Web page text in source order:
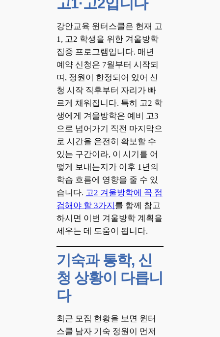
강안교육 윈터스쿨은 현재 고
1, 고2 학생을 위한 겨울방학
집중 프로그램입니다. 매년
예약 신청은 7월부터 시작되
며, 정원이 한정되어 있어 신
청 시작 직후부터 자리가 빠
르게 채워집니다. 특히 고2 학
생에게 겨울방학은 예비 고3
으로 넘어가기 직전 마지막으
로 시간을 온전히 확보할 수
있는 구간이라, 이 시기를 어
떻게 보내는지가 이후 1년의
학습 흐름에 영향을 줄 수 있
습니다. 고2 겨울방학에 꼭 점
검해야 할 3가지 를 함께 참고
하시면 이번 겨울방학 계획을
세우는 데 도움이 됩니다.
기숙과 통학, 신
청 상황이 다릅니
다
최근 모집 현황을 보면 윈터
스쿨 남자 기숙 정원이 먼저